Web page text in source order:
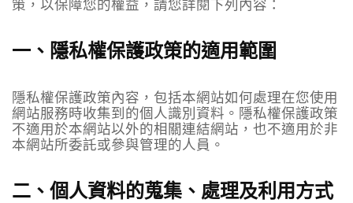
策，以保障您的權益，請您詳閱下列內容：
一、隱私權保護政策的適用範圍
隱私權保護政策內容，包括本網站如何處理在您使用
網站服務時收集到的個人識別資料。隱私權保護政策
不適用於本網站以外的相關連結網站，也不適用於非
本網站所委託或參與管理的人員。
二、個人資料的蒐集、處理及利用方式